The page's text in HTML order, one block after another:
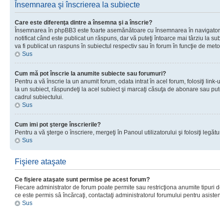
Însemnarea şi înscrierea la subiecte
Care este diferenţa dintre a însemna şi a înscrie?
Însemnarea în phpBB3 este foarte asemănătoare cu însemnarea în
notificat când este publicat un răspuns, dar vă puteţi întoarce mai târziu la
va fi publicat un raspuns în subiectul respectiv sau în forum în funcţie de
Sus
Cum mă pot înscrie la anumite subiecte sau forumuri?
Pentru a vă înscrie la un anumit forum, odata intrat în acel forum, folosiţi
la un subiect, răspundeţi la acel subiect şi marcaţi căsuţa de abonare sau
cadrul subiectului.
Sus
Cum imi pot şterge înscrierile?
Pentru a vă şterge o înscriere, mergeţi în Panoul utilizatorului şi folosiţi
Sus
Fişiere ataşate
Ce fişiere ataşate sunt permise pe acest forum?
Fiecare administrator de forum poate permite sau restricţiona anumite tipuri
ce este permis sâ încărcaţi, contactaţi administratorul forumului pentru
Sus